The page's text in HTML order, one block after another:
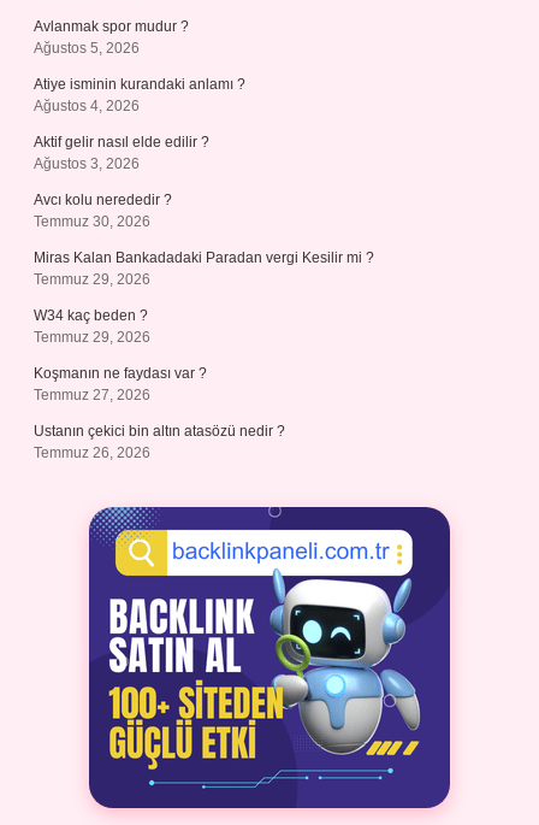
Avlanmak spor mudur ?
Ağustos 5, 2026
Atiye isminin kurandaki anlamı ?
Ağustos 4, 2026
Aktif gelir nasıl elde edilir ?
Ağustos 3, 2026
Avcı kolu nerededir ?
Temmuz 30, 2026
Miras Kalan Bankadadaki Paradan vergi Kesilir mi ?
Temmuz 29, 2026
W34 kaç beden ?
Temmuz 29, 2026
Koşmanın ne faydası var ?
Temmuz 27, 2026
Ustanın çekici bin altın atasözü nedir ?
Temmuz 26, 2026